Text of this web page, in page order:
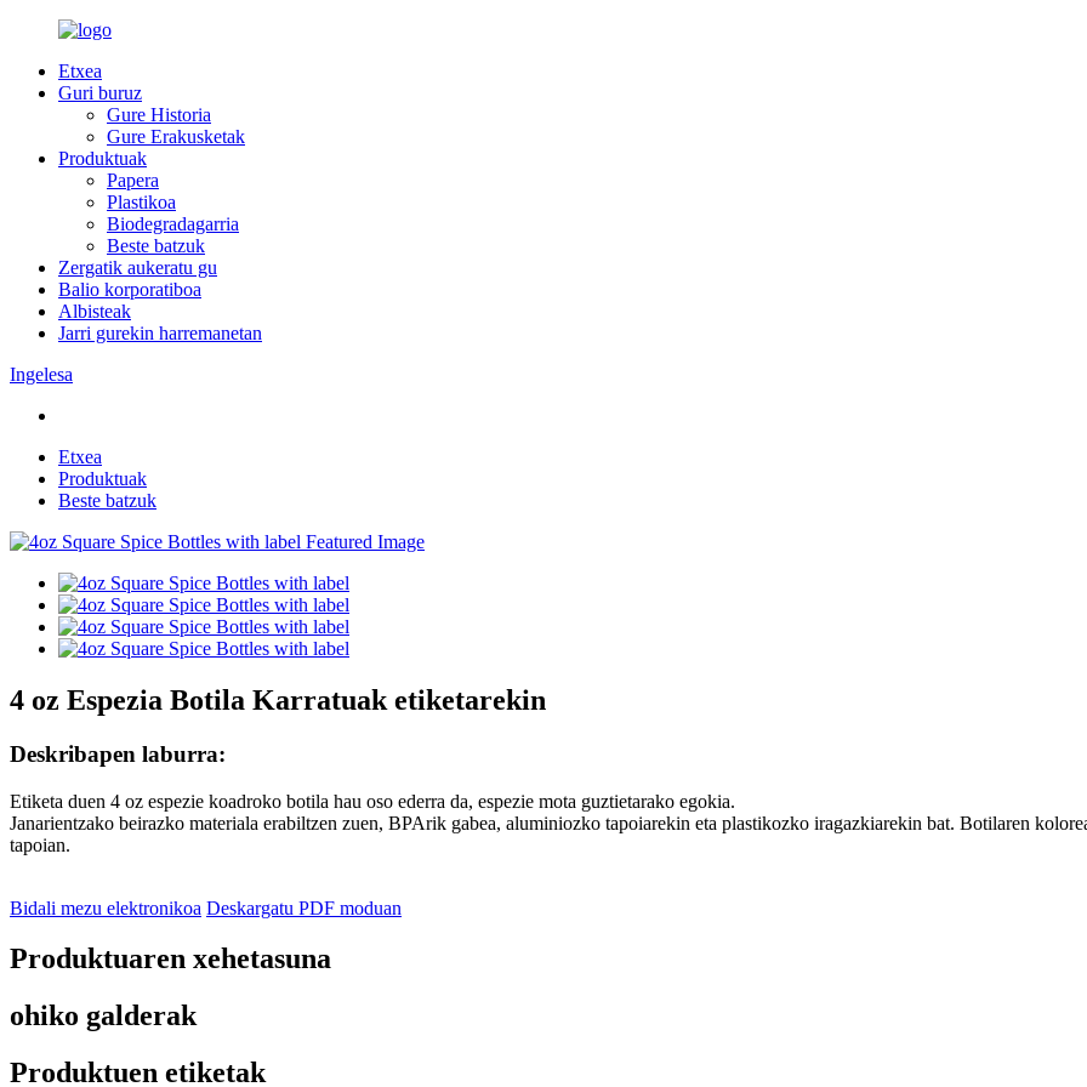
Etxea
Guri buruz
Gure Historia
Gure Erakusketak
Produktuak
Papera
Plastikoa
Biodegradagarria
Beste batzuk
Zergatik aukeratu gu
Balio korporatiboa
Albisteak
Jarri gurekin harremanetan
Ingelesa
Etxea
Produktuak
Beste batzuk
4 oz Espezia Botila Karratuak etiketarekin
Deskribapen laburra:
Etiketa duen 4 oz espezie koadroko botila hau oso ederra da, espezie mota guztietarako egokia.
Janarientzako beirazko materiala erabiltzen zuen, BPArik gabea, aluminiozko tapoiarekin eta plastikozko iragazkiarekin bat. Botilaren
tapoian.
Bidali mezu elektronikoa Deskargatu PDF moduan
Produktuaren xehetasuna
ohiko galderak
Produktuen etiketak